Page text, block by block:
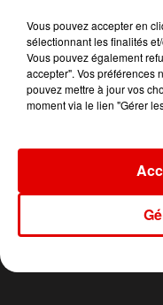
Vous pouvez accepter en
sélectionnant les finalités
Vous pouvez également
accepter". Vos préférences
pouvez mettre à jour vos
moment via le lien "Gérer